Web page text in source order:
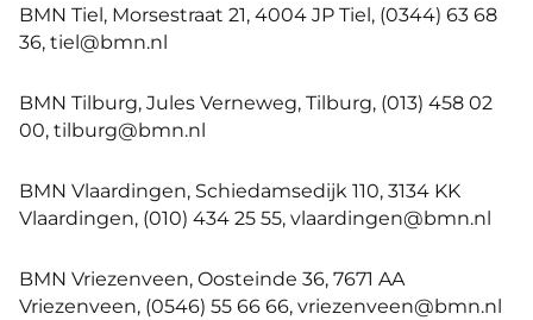
BMN Tiel, Morsestraat 21, 4004 JP Tiel, (0344) 63 68
36, tiel@bmn.nl
BMN Tilburg, Jules Verneweg, Tilburg, (013) 458 02
00, tilburg@bmn.nl
BMN Vlaardingen, Schiedamsedijk 110, 3134 KK
Vlaardingen, (010) 434 25 55, vlaardingen@bmn.nl
BMN Vriezenveen, Oosteinde 36, 7671 AA
Vriezenveen, (0546) 55 66 66, vriezenveen@bmn.nl